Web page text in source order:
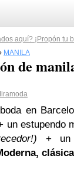
aquí? ¡Propón tu
› MANILA
de
en
un estupendo
+ un